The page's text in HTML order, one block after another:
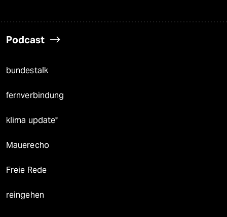
Podcast
bundestalk
fernverbindung
klima update°
Mauerecho
Freie Rede
reingehen